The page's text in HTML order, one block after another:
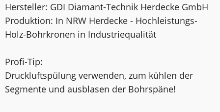
Hersteller: GDI Diamant-Technik Herdecke GmbH
Produktion: In NRW Herdecke - Hochleistungs-
Holz-Bohrkronen in Industriequalität
Profi-Tip:
Druckluftspülung verwenden, zum kühlen der
Segmente und ausblasen der Bohrspäne!